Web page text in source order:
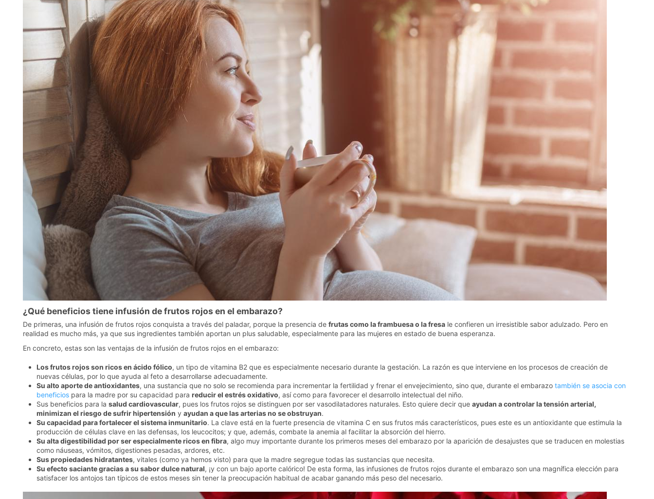
¿Qué beneficios tiene infusión de frutos rojos en el embarazo?
De primeras, una infusión de frutos rojos conquista a través del paladar, porque la presencia de frutas como la frambuesa o la fresa le confieren un irresistible sabor adulzado. Pero en
realidad es mucho más, ya que sus ingredientes también aportan un plus saludable, especialmente para las mujeres en estado de buena esperanza.
En concreto, estas son las ventajas de la infusión de frutos rojos en el embarazo:
Los frutos rojos son ricos en ácido fólico, un tipo de vitamina B2 que es especialmente necesario durante la gestación. La razón es que interviene en los procesos de creación de
nuevas células, por lo que ayuda al feto a desarrollarse adecuadamente.
Su alto aporte de antioxidantes, una sustancia que no solo se recomienda para incrementar la fertilidad y frenar el envejecimiento, sino que, durante el embarazo también se asocia con
beneficios para la madre por su capacidad para reducir el estrés oxidativo, así como para favorecer el desarrollo intelectual del niño.
Sus beneficios para la salud cardiovascular, pues los frutos rojos se distinguen por ser vasodilatadores naturales. Esto quiere decir que ayudan a controlar la tensión arterial,
minimizan el riesgo de sufrir hipertensión y ayudan a que las arterias no se obstruyan.
Su capacidad para fortalecer el sistema inmunitario. La clave está en la fuerte presencia de vitamina C en sus frutos más característicos, pues este es un antioxidante que estimula la
producción de células clave en las defensas, los leucocitos; y que, además, combate la anemia al facilitar la absorción del hierro.
Su alta digestibilidad por ser especialmente ricos en fibra, algo muy importante durante los primeros meses del embarazo por la aparición de desajustes que se traducen en molestias
como náuseas, vómitos, digestiones pesadas, ardores, etc.
Sus propiedades hidratantes, vitales (como ya hemos visto) para que la madre segregue todas las sustancias que necesita.
Su efecto saciante gracias a su sabor dulce natural, ¡y con un bajo aporte calórico! De esta forma, las infusiones de frutos rojos durante el embarazo son una magnífica elección para
satisfacer los antojos tan típicos de estos meses sin tener la preocupación habitual de acabar ganando más peso del necesario.